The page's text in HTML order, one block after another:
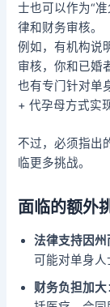
士也可以作为“
律和财务审核。
例如，有机构说
审核，你和已婚
也有专门针对单
+ 代孕母方式实
不过，必须指出
临更多挑战。
面临的额外
法律支持因州
可能对单身人
财务负担加大